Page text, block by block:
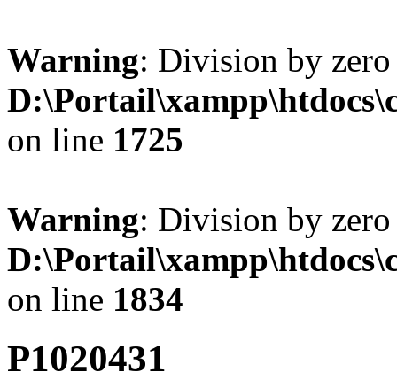
Warning: Division by
on line 1725
Warning: Division by
on line 1834
P1020431